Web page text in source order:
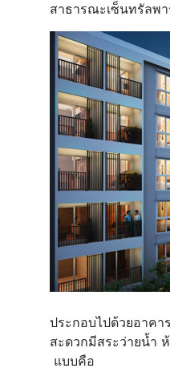
สาธารณะเซ็นทรัลพ
ประกอบไปด้วยอาค
สะดวกมีสระว่ายน้ำ
แบบคือ